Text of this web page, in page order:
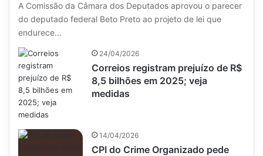
A Comissão da Câmara dos Deputados aprovou o parecer
do deputado federal Beto Preto ao projeto de lei que
endurece…
24/04/2026
Correios registram prejuízo de R$
8,5 bilhões em 2025; veja
medidas
14/04/2026
CPI do Crime Organizado pede